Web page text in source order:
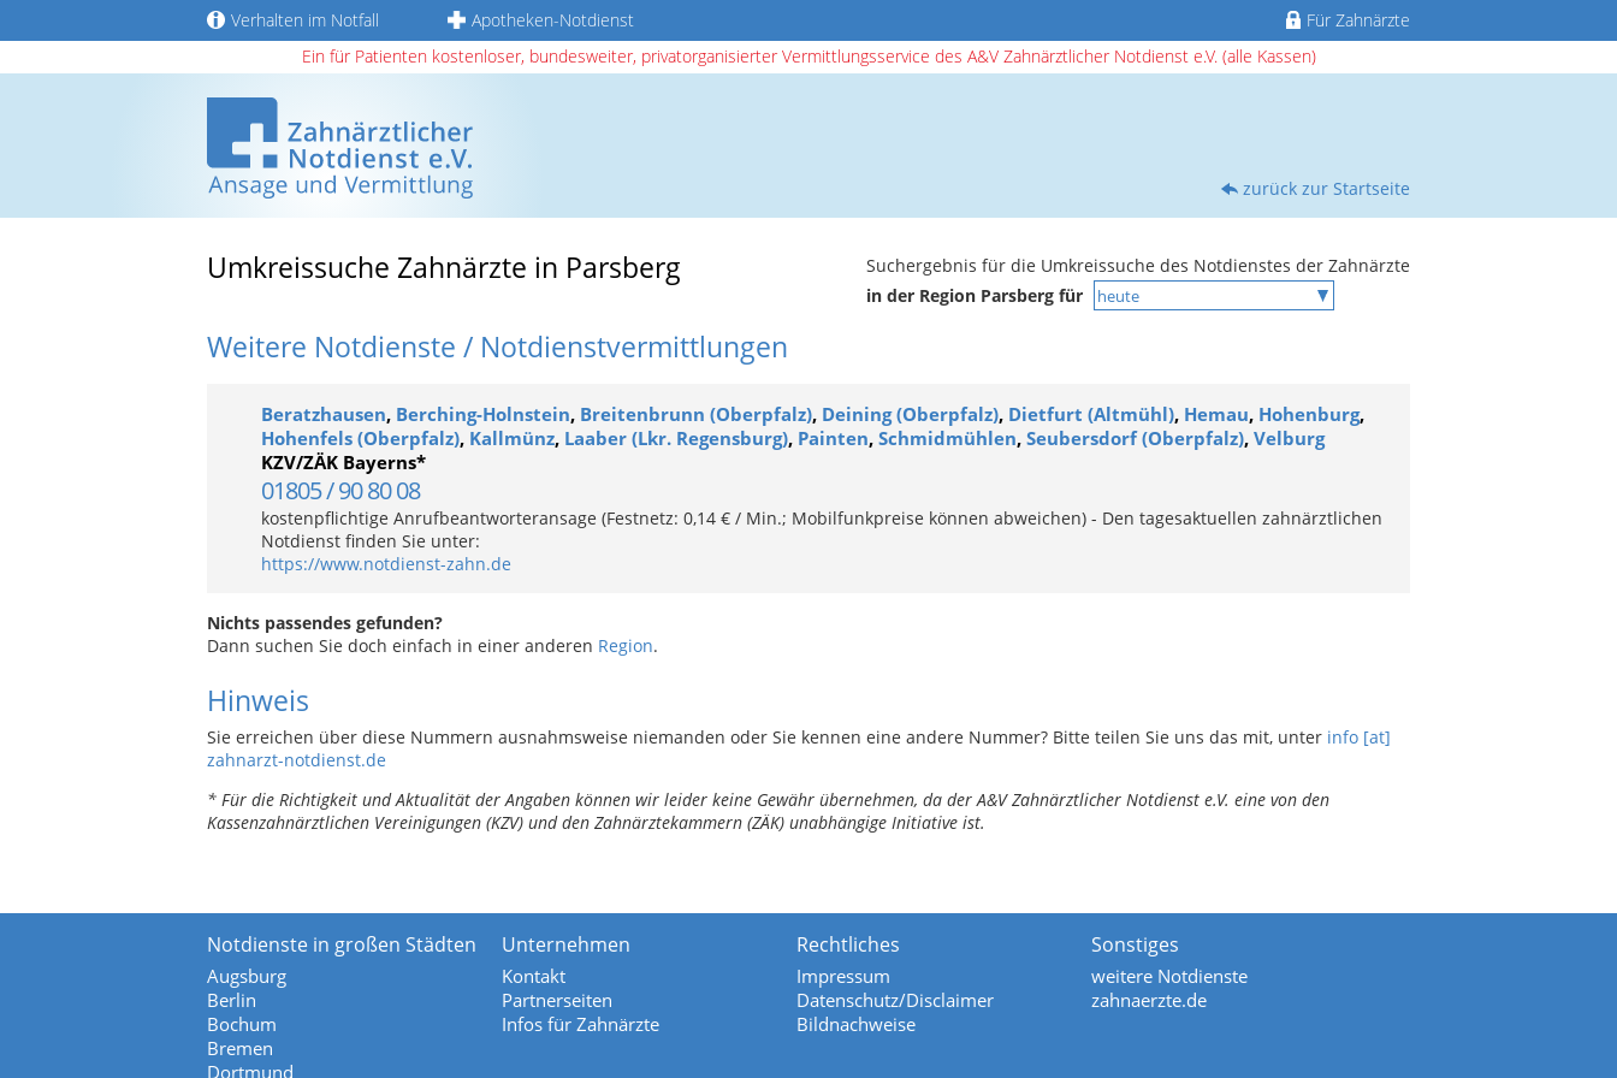
Verhalten im Notfall Apotheken-Notdienst
Für Zahnärzte
Ein für Patienten kostenloser, bundesweiter, privatorganisierter Vermittlungsservice des A&V Zahnärztlicher Notdienst e.V. (alle Kassen)
zurück zur Startseite
Umkreissuche Zahnärzte in Parsberg
Suchergebnis für die Umkreissuche des Notdienstes der Zahnärzte
in der Region Parsberg für
Weitere Notdienste / Notdienstvermittlungen
Beratzhausen, Berching-Holnstein, Breitenbrunn (Oberpfalz), Deining (Oberpfalz), Dietfurt (Altmühl), Hemau, Hohenburg,
Hohenfels (Oberpfalz), Kallmünz, Laaber (Lkr. Regensburg), Painten, Schmidmühlen, Seubersdorf (Oberpfalz), Velburg
KZV/ZÄK Bayerns*
01805 / 90 80 08
kostenpflichtige Anrufbeantworteransage (Festnetz: 0,14 € / Min.; Mobilfunkpreise können abweichen) - Den tagesaktuellen zahnärztlichen
Notdienst finden Sie unter:
https://www.notdienst-zahn.de
Nichts passendes gefunden?
Dann suchen Sie doch einfach in einer anderen Region.
Hinweis
Sie erreichen über diese Nummern ausnahmsweise niemanden oder Sie kennen eine andere Nummer? Bitte teilen Sie uns das mit, unter info [at]
zahnarzt-notdienst.de
* Für die Richtigkeit und Aktualität der Angaben können wir leider keine Gewähr übernehmen, da der A&V Zahnärztlicher Notdienst e.V. eine von den
Kassenzahnärztlichen Vereinigungen (KZV) und den Zahnärztekammern (ZÄK) unabhängige Initiative ist.
Notdienste in großen Städten
Augsburg
Berlin
Bochum
Bremen
Dortmund
Unternehmen
Kontakt
Partnerseiten
Infos für Zahnärzte
Rechtliches
Impressum
Datenschutz/Disclaimer
Bildnachweise
Sonstiges
weitere Notdienste
zahnaerzte.de